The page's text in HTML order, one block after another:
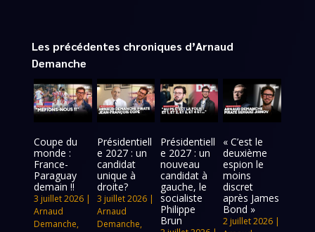
Les précédentes chroniques d’Arnaud
Demanche
Coupe du
monde :
France-
Paraguay
demain !!
3 juillet 2026 |
Arnaud
Demanche,
Présidentiell
e 2027 : un
candidat
unique à
droite?
3 juillet 2026|
Arnaud
Demanche,
Présidentiell
e 2027 : un
nouveau
candidat à
gauche, le
socialiste
Philippe
Brun
« C’est le
deuxième
espion le
moins
discret
après James
Bond »
2 juillet 2026 |